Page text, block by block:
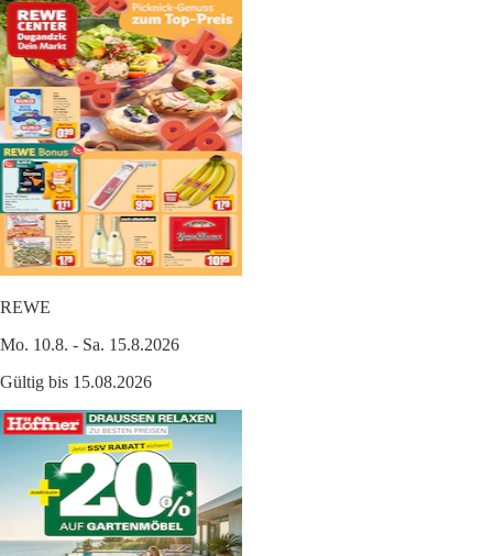
REWE
Mo. 10.8. - Sa. 15.8.2026
Gültig bis 15.08.2026